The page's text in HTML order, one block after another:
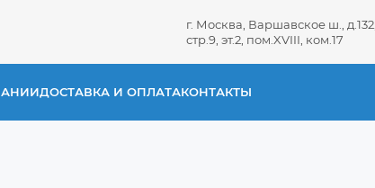
г. Москва, Варшавское ш., д.132,
стр.9, эт.2, пом.XVIII, ком.17
ДОСТАВКА И ОПЛАТАКОНТАКТЫ